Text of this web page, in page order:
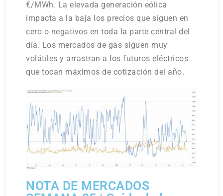
€/MWh. La elevada generación eólica
impacta a la baja los precios que siguen en
cero o negativos en toda la parte central del
día. Los mercados de gas siguen muy
volátiles y arrastran a los futuros eléctricos
que tocan máximos de cotización del año.
NOTA DE MERCADOS